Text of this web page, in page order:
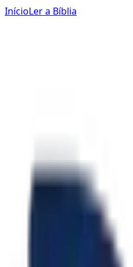
InícioLer a Bíblia